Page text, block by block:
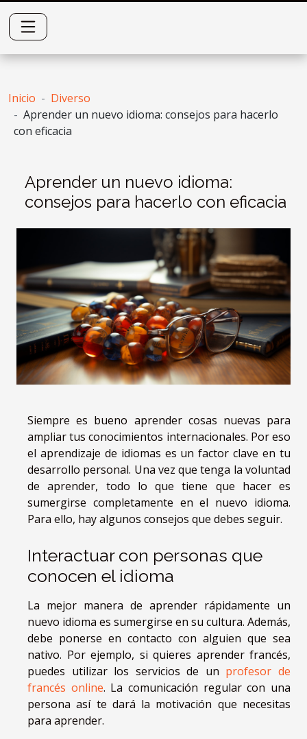
Inicio
Diverso
Aprender un nuevo idioma: consejos para hacerlo
con eficacia
Aprender un nuevo idioma:
consejos para hacerlo con eficacia
Siempre es bueno aprender cosas nuevas para
ampliar tus conocimientos internacionales. Por eso
el aprendizaje de idiomas es un factor clave en tu
desarrollo personal. Una vez que tenga la voluntad
de aprender, todo lo que tiene que hacer es
sumergirse completamente en el nuevo idioma.
Para ello, hay algunos consejos que debes seguir.
Interactuar con personas que
conocen el idioma
La mejor manera de aprender rápidamente un
nuevo idioma es sumergirse en su cultura. Además,
debe ponerse en contacto con alguien que sea
nativo. Por ejemplo, si quieres aprender francés,
puedes utilizar los servicios de un profesor de
francés online. La comunicación regular con una
persona así te dará la motivación que necesitas
para aprender.